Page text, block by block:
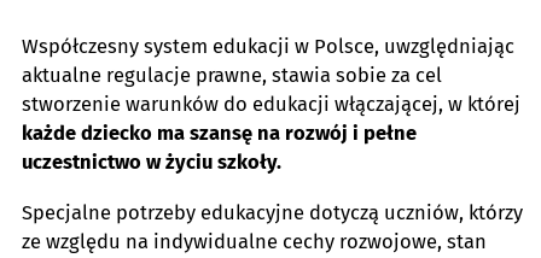
Współczesny system edukacji w Polsce, uwzględniając
aktualne regulacje prawne, stawia sobie za cel
stworzenie warunków do edukacji włączającej, w której
każde dziecko ma szansę na rozwój i pełne
uczestnictwo w życiu szkoły.
Specjalne potrzeby edukacyjne dotyczą uczniów, którzy
ze względu na indywidualne cechy rozwojowe, stan